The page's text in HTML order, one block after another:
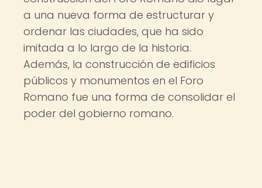
a una nueva forma de estructurar y
ordenar las ciudades, que ha sido
imitada a lo largo de la historia.
Además, la construcción de edificios
públicos y monumentos en el Foro
Romano fue una forma de consolidar el
poder del gobierno romano.